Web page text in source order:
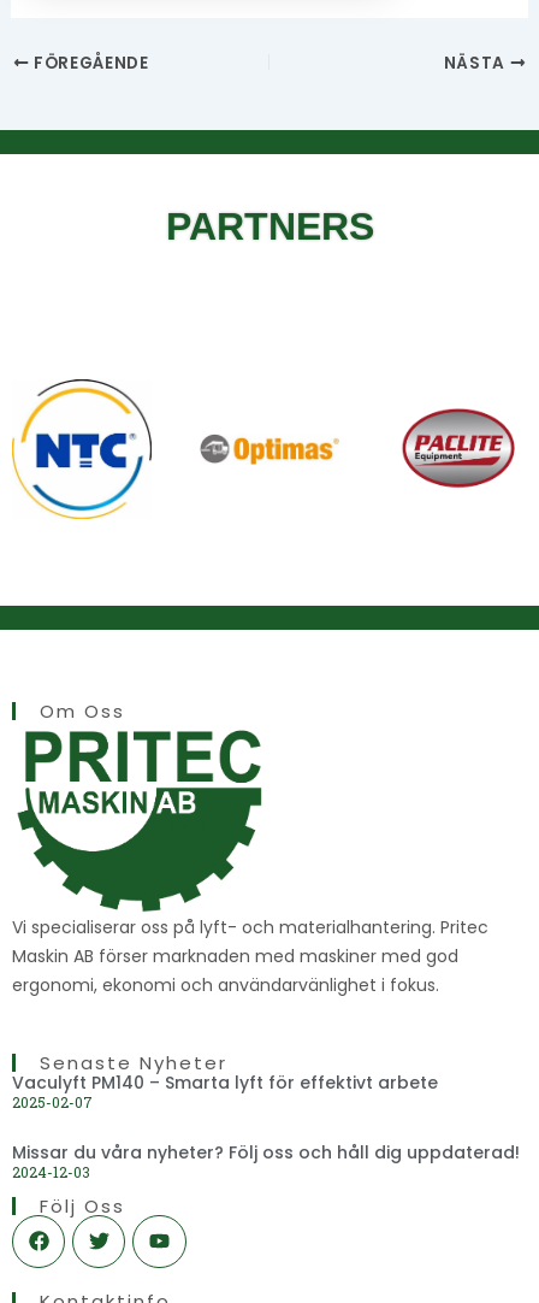
FÖREGÅENDE NÄSTA
PARTNERS
Om Oss
Vi specialiserar oss på lyft- och materialhantering. Pritec
Maskin AB förser marknaden med maskiner med god
ergonomi, ekonomi och användarvänlighet i fokus.
Senaste Nyheter
Vaculyft PM140 – Smarta lyft för effektivt arbete
2025-02-07
Missar du våra nyheter? Följ oss och håll dig uppdaterad!
2024-12-03
Följ Oss
F
a
c
T
w
i
Y
o
u